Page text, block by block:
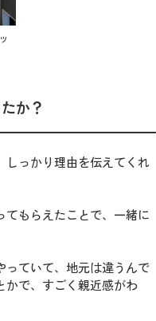
か？
っかり理由を伝えてくれ
てもらえたことで、一緒に
っていて、地元は違うんで
かで、すごく親近感がわ